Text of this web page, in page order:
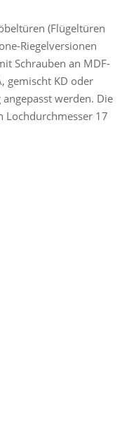
(Flügeltüren
Riegelversionen
Schrauben an MDF-
gemischt KD oder
werden. Die
Lochdurchmesser 17